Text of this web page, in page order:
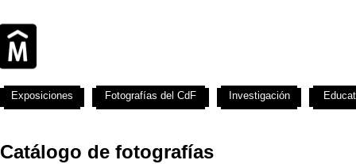
Catálogo de fotografías
Exposiciones Fotografías del CdF Investigación